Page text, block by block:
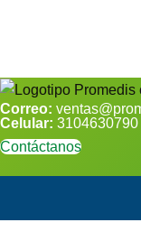
Correo:
Celular: 3104630790
Contáctanos